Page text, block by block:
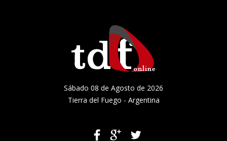
Sábado 08 de Agosto de 2026
Tierra del Fuego - Argentina